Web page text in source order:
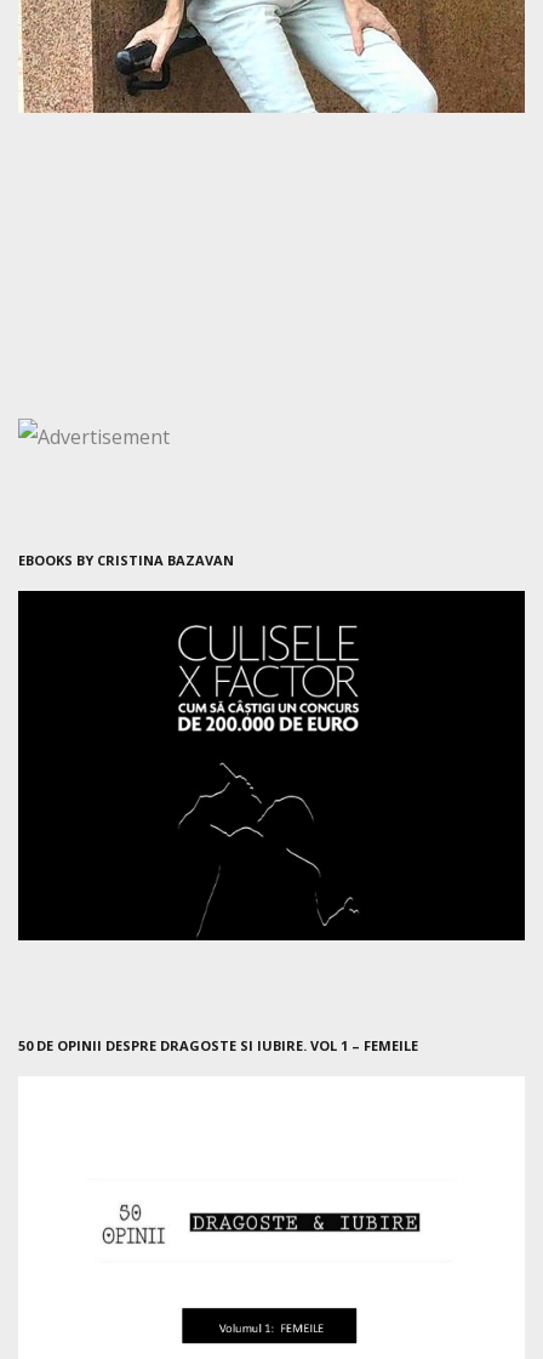
EBOOKS BY CRISTINA BAZAVAN
50 DE OPINII DESPRE DRAGOSTE SI IUBIRE. VOL 1 – FEMEILE